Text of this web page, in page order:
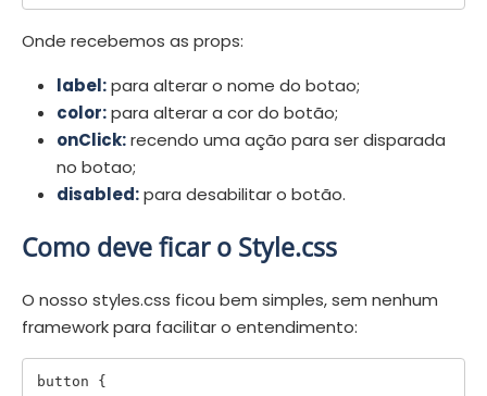
Onde recebemos as props:
label:para alterar o nome do botao;
color:para alterar a cor do botão;
onClick:recendo uma ação para ser disparada
no botao;
disabled:para desabilitar o botão.
Como deve ficar o Style.css
O nosso styles.css ficou bem simples, sem nenhum
framework para facilitar o entendimento:
button {